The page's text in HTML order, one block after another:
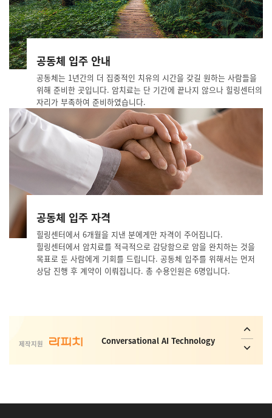
공동체 입주 안내
공동체는 1년간의 더 집중적인 치유의 시간을 갖길 원하는 사람들을
위해 준비한 곳입니다. 암치료는 단 기간에 끝나지 않으나 힐링센터의
자리가 부족하여 준비하였습니다.
공동체 입주 자격
힐링센터에서 6개월을 지낸 분에게만 자격이 주어집니다.
힐링센터에서 암치료를 적극적으로 감당함으로 암을 완치하는 것을
목표로 둔 사람에게 기회를 드립니다. 공동체 입주를 위해서는 먼저
상담 진행 후 계약이 이뤄집니다. 총 수용인원은 6명입니다.
제작지원
사회취약 계층의 복지 안전망 플랫폼 _
Interactive ConvAI
Conversational AI Technology